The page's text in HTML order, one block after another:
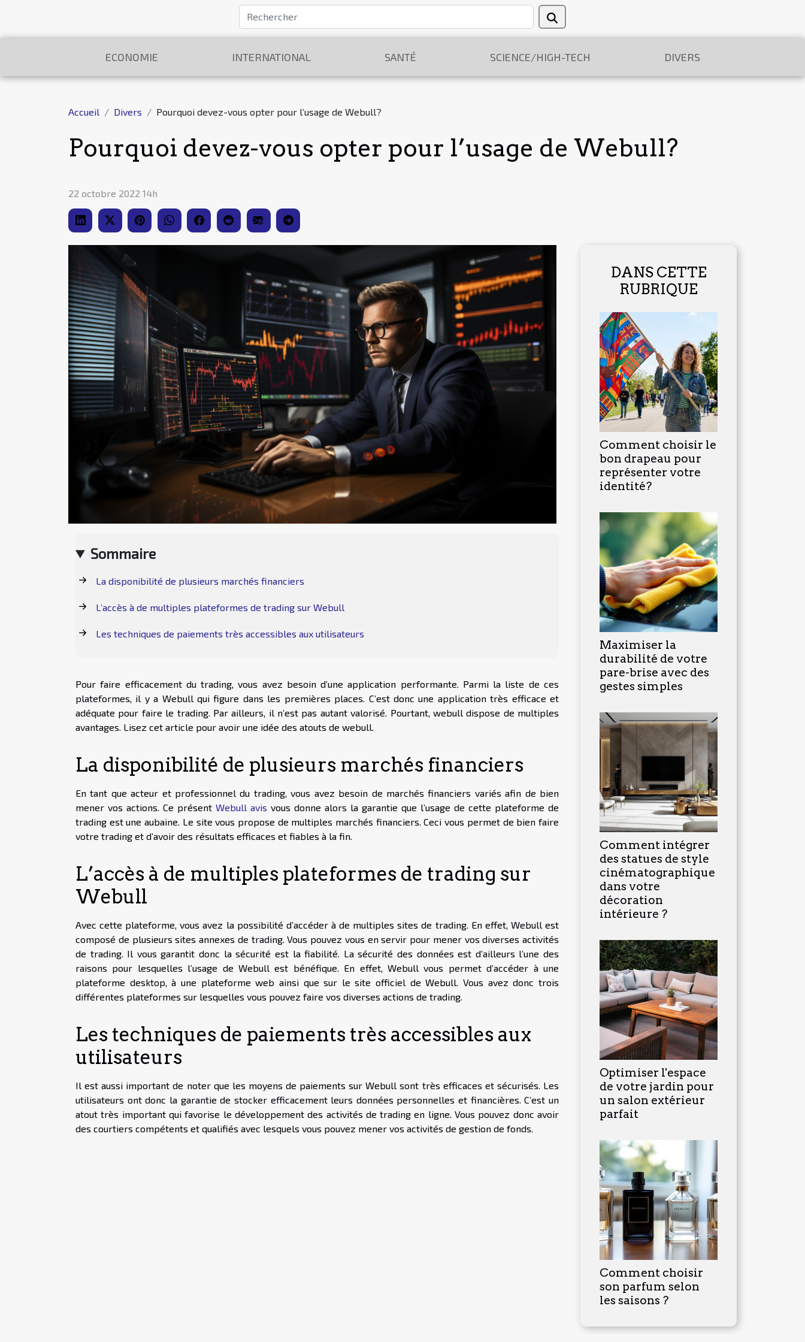
ECONOMIE INTERNATIONAL SANTÉ SCIENCE/HIGH-TECH DIVERS
Accueil Divers Pourquoi devez-vous opter pour l’usage de Webull?
Pourquoi devez-vous opter pour l’usage de Webull?
22 octobre 2022 14h
Sommaire
La disponibilité de plusieurs marchés financiers
L’accès à de multiples plateformes de trading sur Webull
Les techniques de paiements très accessibles aux utilisateurs
Pour faire efficacement du trading, vous avez besoin d’une application performante. Parmi la liste de ces
plateformes, il y a Webull qui figure dans les premières places. C’est donc une application très efficace et
adéquate pour faire le trading. Par ailleurs, il n’est pas autant valorisé. Pourtant, webull dispose de multiples
avantages. Lisez cet article pour avoir une idée des atouts de webull.
La disponibilité de plusieurs marchés financiers
En tant que acteur et professionnel du trading, vous avez besoin de marchés financiers variés afin de bien
mener vos actions. Ce présent Webull avis vous donne alors la garantie que l’usage de cette plateforme de
trading est une aubaine. Le site vous propose de multiples marchés financiers. Ceci vous permet de bien faire
votre trading et d’avoir des résultats efficaces et fiables à la fin.
L’accès à de multiples plateformes de trading sur
Webull
Avec cette plateforme, vous avez la possibilité d’accéder à de multiples sites de trading. En effet, Webull est
composé de plusieurs sites annexes de trading. Vous pouvez vous en servir pour mener vos diverses activités
de trading. Il vous garantit donc la sécurité est la fiabilité. La sécurité des données est d’ailleurs l’une des
raisons pour lesquelles l’usage de Webull est bénéfique. En effet, Webull vous permet d’accéder à une
plateforme desktop, à une plateforme web ainsi que sur le site officiel de Webull. Vous avez donc trois
différentes plateformes sur lesquelles vous pouvez faire vos diverses actions de trading.
Les techniques de paiements très accessibles aux
utilisateurs
Il est aussi important de noter que les moyens de paiements sur Webull sont très efficaces et sécurisés. Les
utilisateurs ont donc la garantie de stocker efficacement leurs données personnelles et financières. C’est un
atout très important qui favorise le développement des activités de trading en ligne. Vous pouvez donc avoir
des courtiers compétents et qualifiés avec lesquels vous pouvez mener vos activités de gestion de fonds.
DANS CETTE
RUBRIQUE
Comment choisir le
bon drapeau pour
représenter votre
identité?
Maximiser la
durabilité de votre
pare-brise avec des
gestes simples
Comment intégrer
des statues de style
cinématographique
dans votre
décoration
intérieure ?
Optimiser l'espace
de votre jardin pour
un salon extérieur
parfait
Comment choisir
son parfum selon
les saisons ?